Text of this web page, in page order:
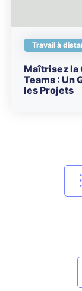
Travail à
Maîtrisez la
Teams : Un
les Projets